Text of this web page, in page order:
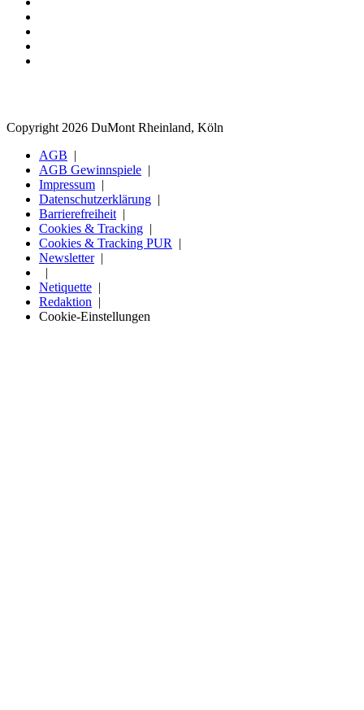
Copyright 2026 DuMont Rheinland, Köln
AGB
AGB Gewinnspiele
Impressum
Datenschutzerklärung
Barrierefreiheit
Cookies & Tracking
Cookies & Tracking PUR
Newsletter
Netiquette
Redaktion
Cookie-Einstellungen